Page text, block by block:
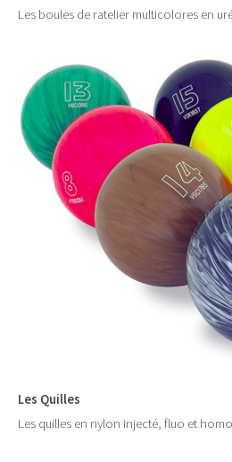
Les boules de ratelier multicolores en
Les Quilles
Les quilles en nylon injecté, fluo et